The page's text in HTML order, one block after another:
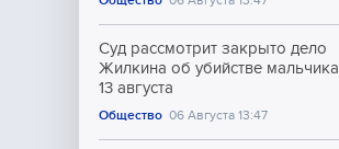
Суд рассмотрит закрыто дело
Жилкина об убийстве мальчика
13 августа
Общество 06 Августа 13:47